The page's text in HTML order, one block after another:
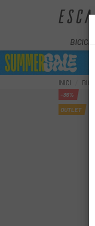
INICI
-36%
OUTLET